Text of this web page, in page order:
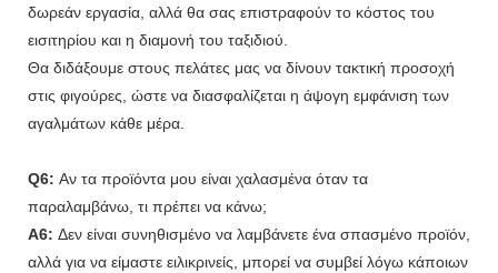
δωρεάν εργασία, αλλά θα σας επιστραφούν το κόστος του
εισιτηρίου και η διαμονή του ταξιδιού.
Θα διδάξουμε στους πελάτες μας να δίνουν τακτική προσοχή
στις φιγούρες, ώστε να διασφαλίζεται η άψογη εμφάνιση των
αγαλμάτων κάθε μέρα.
Q6: Αν τα προϊόντα μου είναι χαλασμένα όταν τα
παραλαμβάνω, τι πρέπει να κάνω;
A6: Δεν είναι συνηθισμένο να λαμβάνετε ένα σπασμένο προϊόν,
αλλά για να είμαστε ειλικρινείς, μπορεί να συμβεί λόγω κάποιων